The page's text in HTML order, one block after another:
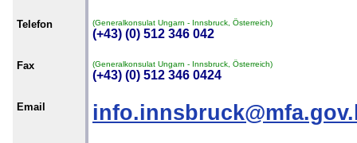
Telefon (Generalkonsulat Ungarn - Innsbruck, Österreich)
(+43) (0) 512 346 042
Fax (Generalkonsulat Ungarn - Innsbruck, Österreich)
(+43) (0) 512 346 0424
Email